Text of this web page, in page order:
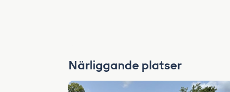
Närliggande platser